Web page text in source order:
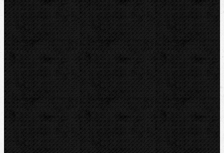
Sortiment
Akce
Bazar
Novinky
Videoinspekce